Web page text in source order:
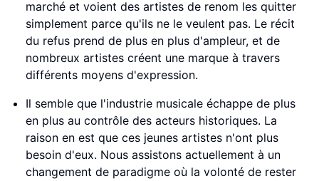
marché et voient des artistes de renom les quitter
simplement parce qu'ils ne le veulent pas. Le récit
du refus prend de plus en plus d'ampleur, et de
nombreux artistes créent une marque à travers
différents moyens d'expression.
Il semble que l'industrie musicale échappe de plus
en plus au contrôle des acteurs historiques. La
raison en est que ces jeunes artistes n'ont plus
besoin d'eux. Nous assistons actuellement à un
changement de paradigme où la volonté de rester